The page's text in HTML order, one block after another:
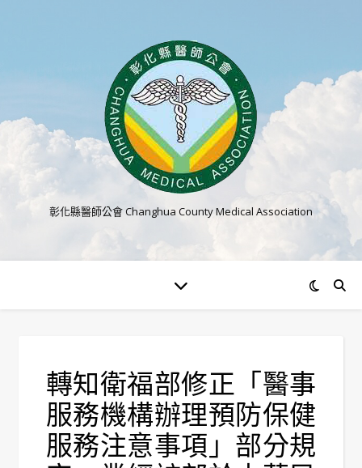
彰化縣醫師公會 Changhua County Medical Association
轉知衛福部修正「醫事
服務機構辦理預防保健
服務注意事項」部分規